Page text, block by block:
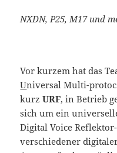
NXDN, P25, M17 und
Vor kurzem hat das
Universal Multi-
kurzURF, in Betrieb
sich um ein
Digital Voice
verschiedener